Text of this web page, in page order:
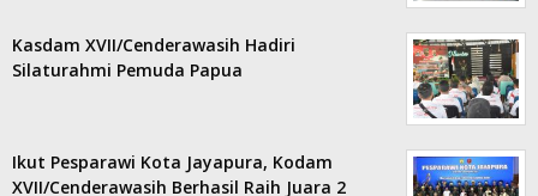
Kasdam XVII/Cenderawasih Hadiri
Silaturahmi Pemuda Papua
Ikut Pesparawi Kota Jayapura, Kodam
XVII/Cenderawasih Berhasil Raih Juara 2